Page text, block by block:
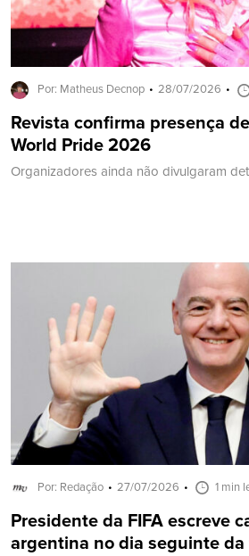
Por: Matheus Decnop 28/07/2026
Revista confirma presença
World Pride 2026
Organizadores ainda não divulgaram
Por: Redação 27/07/2026 1 min
Presidente da FIFA escreve
argentina no dia seguinte